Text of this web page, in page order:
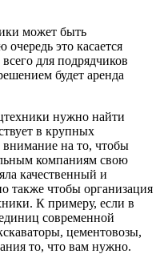
может быть
это касается
для подрядчиков
будет аренда
нужно найти
в крупных
внимание на то, чтобы
компаниям свою
качественный и
также чтобы организация
К примеру, если в
современной
цементовозы,
то, что вам нужно.